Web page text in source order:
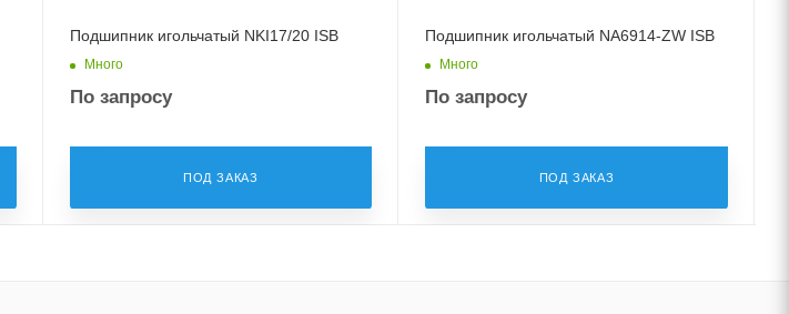
Подшипник игольчатый NKI17/20 ISB
Много
По запросу
ПОД ЗАКАЗ
Подшипник игольчатый NA6914-ZW ISB
Много
По запросу
ПОД ЗАКАЗ